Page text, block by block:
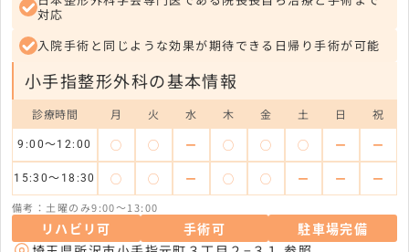
対応
入院手術と同じような効果が期待できる日帰り手術が可能
小手指整形外科の基本情報
診療時間 月 火 水 木 金 土 日 祝
9:00～12:00 ◯ ◯ ー ◯ ◯ ◯ ー ー
15:30～18:30 ◯ ◯ ー ◯ ◯ ー ー ー
備考：土曜のみ9:00～13:00
リハビリ可 手術可
駐車場完備